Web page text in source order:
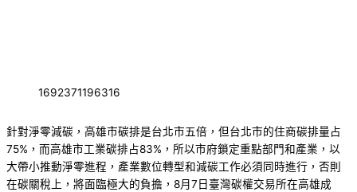
1692371196316
針對淨零減碳，高雄市碳排是台北市五倍，但台北市的住商碳排量占
75%，而高雄市工業碳排占83%，所以市府鎖定重點部門和產業，以
大帶小推動淨零進程，產業數位轉型和減碳工作必須同時進行，否則
在碳關稅上，將面臨極大的負擔，8月7日臺灣碳權交易所在高雄成